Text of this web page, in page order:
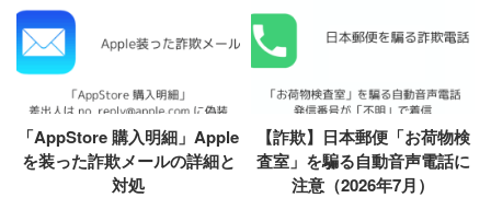
「AppStore 購入明細」Apple
を装った詐欺メールの詳細と
対処
【詐欺】日本郵便「お荷物検
査室」を騙る自動音声電話に
注意（2026年7月）